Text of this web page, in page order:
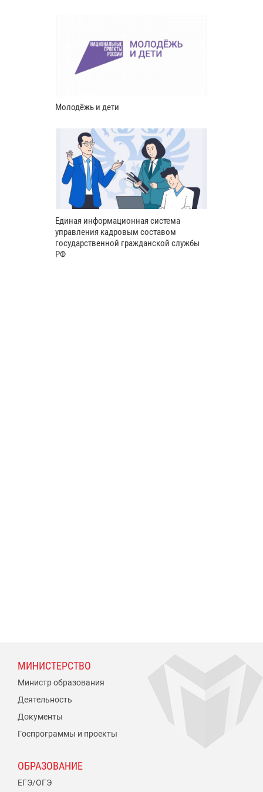
Молодёжь и дети
Единая информационная система
управления кадровым составом
государственной гражданской службы
РФ
МИНИСТЕРСТВО
Министр образования
Деятельность
Документы
Госпрограммы и проекты
ОБРАЗОВАНИЕ
ЕГЭ/ОГЭ